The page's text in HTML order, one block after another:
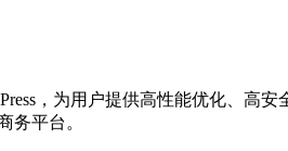
，为用户提供高性能优化、高安
务平台。